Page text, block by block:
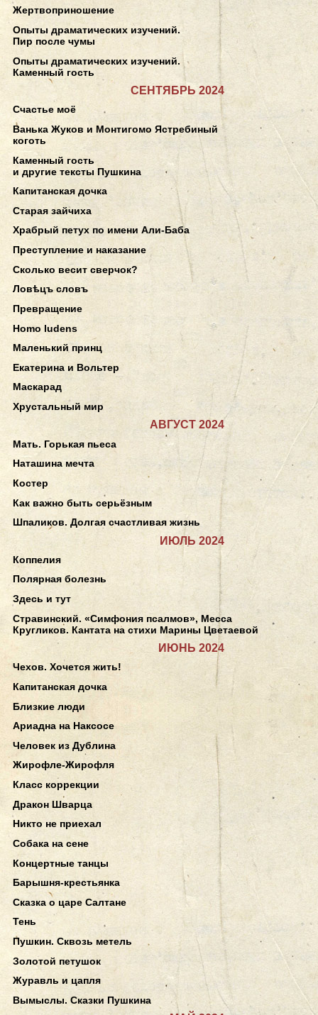
Жертвоприношение
Опыты драматических изучений.
Пир после чумы
Опыты драматических изучений.
Каменный гость
СЕНТЯБРЬ 2024
Счастье моё
Ванька Жуков и Монтигомо Ястребиный
коготь
Каменный гость
и другие тексты Пушкина
Капитанская дочка
Старая зайчиха
Храбрый петух по имени Али-Баба
Преступление и наказание
Сколько весит сверчок?
Ловѣцъ словъ
Превращение
Homo ludens
Маленький принц
Екатерина и Вольтер
Маскарад
Хрустальный мир
АВГУСТ 2024
Мать. Горькая пьеса
Наташина мечта
Костер
Как важно быть серьёзным
Шпаликов. Долгая счастливая жизнь
ИЮЛЬ 2024
Коппелия
Полярная болезнь
Здесь и тут
Стравинский. «Симфония псалмов», Месса
Кругликов. Кантата на стихи Марины Цветаевой
ИЮНЬ 2024
Чехов. Хочется жить!
Капитанская дочка
Близкие люди
Ариадна на Наксосе
Человек из Дублина
Жирофле-Жирофля
Класс коррекции
Дракон Шварца
Никто не приехал
Собака на сене
Концертные танцы
Барышня-крестьянка
Сказка о царе Салтане
Тень
Пушкин. Сквозь метель
Золотой петушок
Журавль и цапля
Вымыслы. Сказки Пушкина